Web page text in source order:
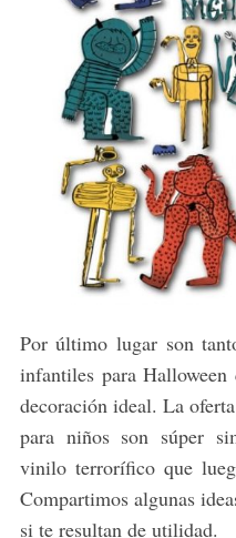
Por último lugar son
infantiles para Halloween
decoración ideal. La
para niños son súper
vinilo terrorífico que
Compartimos algunas
si te resultan de utilidad.